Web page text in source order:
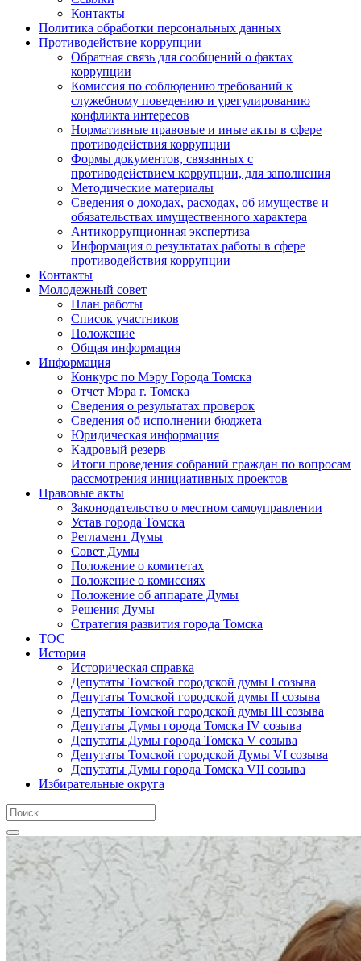
Контакты
Политика обработки персональных данных
Прoтивoдeйствие кoрpупции
Обратная связь для сообщений о фактах
коррупции
Комиссия по соблюдению требований к
служебному поведению и урегулированию
конфликта интересов
Нормативные правовые и иные акты в сфере
противодействия коррупции
Формы документов, связанных с
противодействием коррупции, для заполнения
Методические материалы
Сведения о доходах, расходах, об имуществе и
обязательствах имущественного характера
Антикоррупционная экспертиза
Информация о результатах работы в сфере
противодействия коррупции
Контакты
Молодежный совет
План работы
Список участников
Положение
Общая информация
Информация
Конкурс по Мэру Города Томска
Отчет Мэра г. Томска
Сведения о результатах проверок
Сведения об исполнении бюджета
Юридическая информация
Кадровый резерв
Итоги проведения собраний граждан по вопросам
рассмотрения инициативных проектов
Правовые акты
Законодательство о местном самоуправлении
Устав города Томска
Регламент Думы
Совет Думы
Положение о комитетах
Положение о комиссиях
Положение об аппарате Думы
Решения Думы
Стратегия развития города Томска
ТОС
История
Историческая справка
Депутаты Томской городской думы I созыва
Депутаты Томской городской думы II созыва
Депутаты Томской городской думы III созыва
Депутаты Думы города Томска IV созыва
Депутаты Думы города Томска V созыва
Депутаты Томской городской Думы VI созыва
Депутаты Думы города Томска VII созыва
Избирательные округа